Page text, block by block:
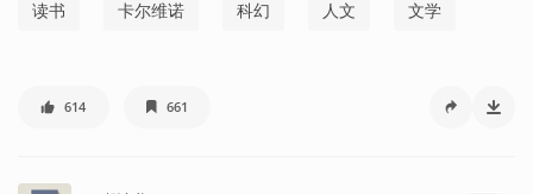
读书 卡尔维诺 科幻 人文 文学
614 661